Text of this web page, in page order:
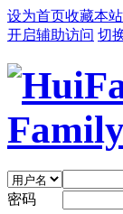
设为首页收藏本站
开启辅助访问 切
密码